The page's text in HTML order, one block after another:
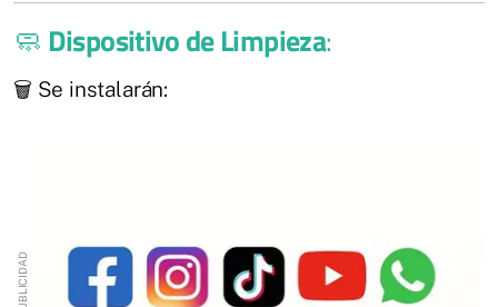
🧼 Dispositivo de Limpieza:
🗑️ Se instalarán: